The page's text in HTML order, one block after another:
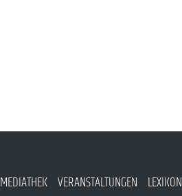
MEDIATHEK VERANSTALTUNGEN LEXIKON